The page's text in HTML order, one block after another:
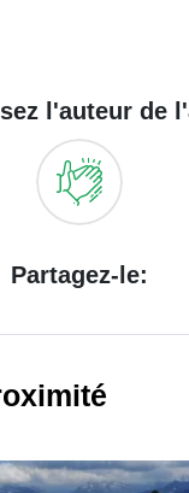
l'auteur de
Partagez-le: